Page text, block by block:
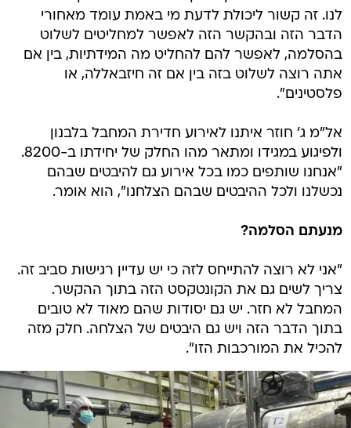
לנו. זה קשור ליכולת לדעת מי באמת עומד מאחורי
הדבר הזה ובהקשר הזה לאפשר למחליטים לשלוט
בהסלמה, לאפשר להם להחליט מה המידתיות, בין אם
אתה רוצה לשלוט בזה בין אם זה חיזבאללה, או
פלסטינים".
אל"מ ג' חוזר איתנו לאירוע חדירת המחבל בלבנון
ולפיגוע במגידו ומתאר מהו החלק של יחידתו ב-8200.
"אנחנו שותפים כמו בכל אירוע גם להיבטים שבהם
נכשלנו ולכל ההיבטים שבהם הצלחנו", הוא אומר.
מנעתם הסלמה?
"אני לא רוצה להתייחס לזה כי יש עדיין רגישות סביב זה.
צריך לשים גם את הקונטקסט הזה בתוך ההקשר.
המחבל לא חזר. יש גם יסודות שהם מאוד לא טובים
בתוך הדבר הזה ויש גם היבטים של הצלחה. חלק מזה
להכיל את המורכבות הזו".